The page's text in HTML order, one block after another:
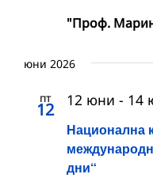
"Проф.
юни 2026
пт
12
Национална
дни“
12 юни - 14